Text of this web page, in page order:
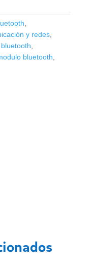
y redes,
bluetooth
bluetooth